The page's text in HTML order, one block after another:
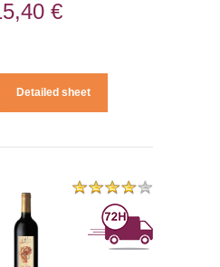
€
Detailed sheet